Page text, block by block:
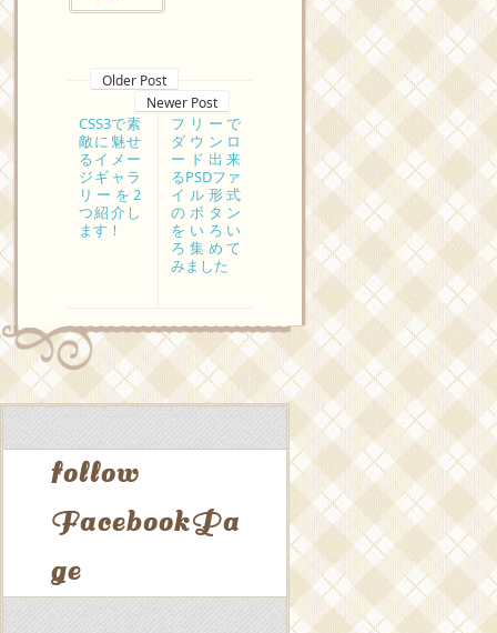
Older Post
Newer Post
フリーで
ダウンロ
ード出来
るPSDファ
イル形式
のボタン
をいろい
ろ集めて
みました
CSS3で素
敵に魅せ
るイメー
ジギャラ
リーを2
つ紹介し
ます！
follow
FacebookPa
ge